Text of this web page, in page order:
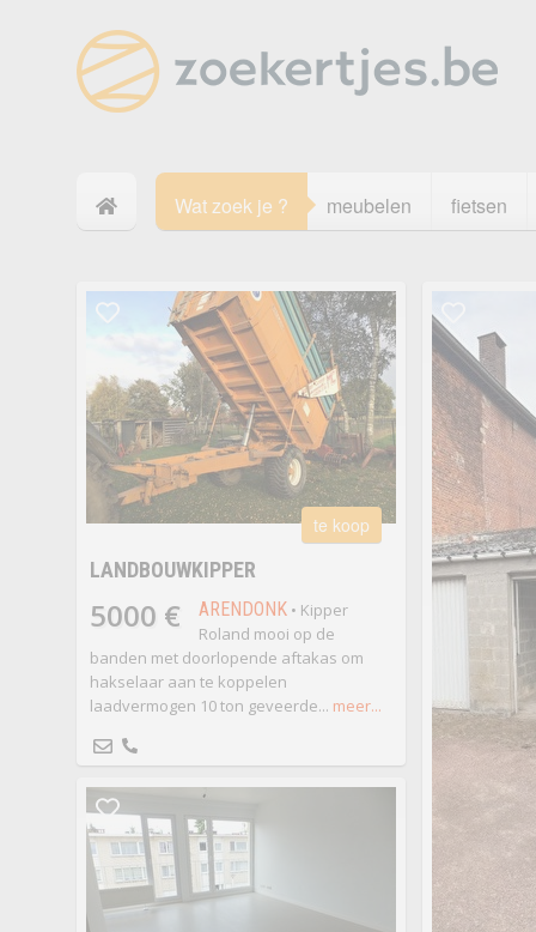
Wat zoek je ? meubelen fietsen
te koop
LANDBOUWKIPPER
5000 € ARENDONK• Kipper
Roland mooi op de
banden met doorlopende aftakas om
hakselaar aan te koppelen
laadvermogen 10 ton geveerde... meer...